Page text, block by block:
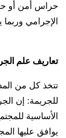
حراس أمن أو
الإجرامي وربما
تعاريف علم
تتخذ كل من
للجريمة: إن
الأساسية
يوافق عليها